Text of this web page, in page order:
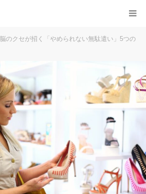
脳のクセが招く「やめられない無駄遣い」5つの